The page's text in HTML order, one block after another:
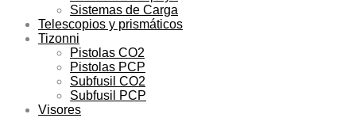
Sistemas de Carga
Telescopios y prismáticos
Tizonni
Pistolas CO2
Pistolas PCP
Subfusil CO2
Subfusil PCP
Visores